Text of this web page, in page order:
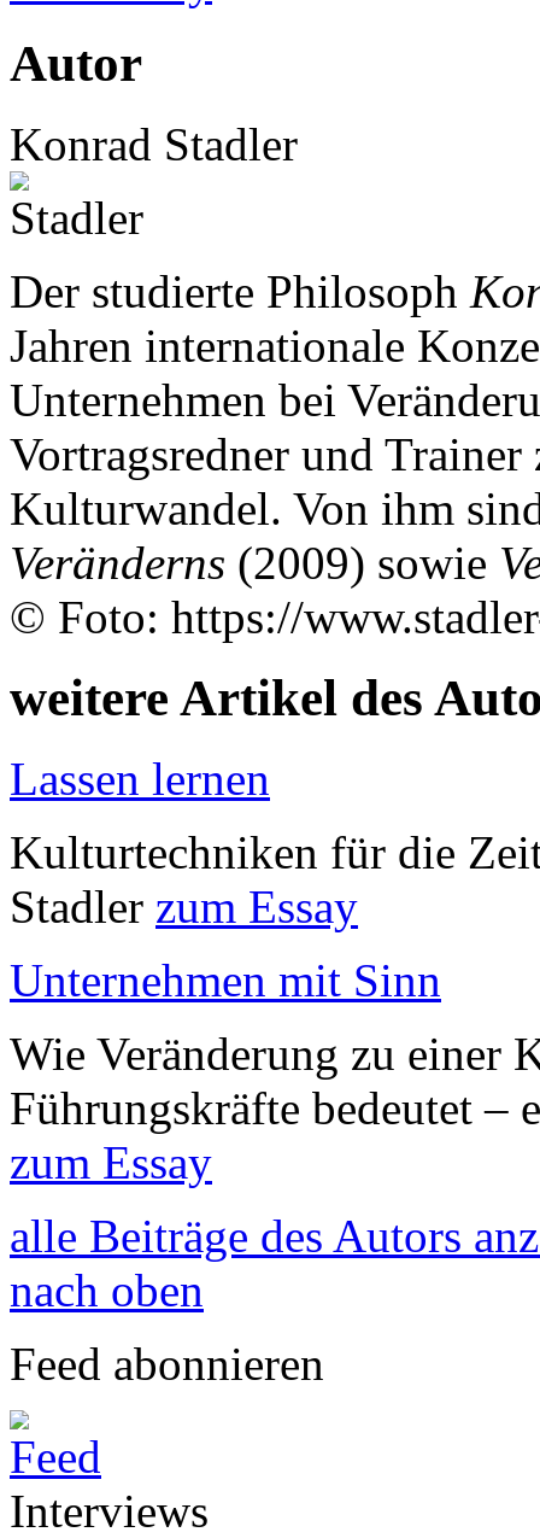
Autor
Konrad Stadler
Der studierte Philosoph
Jahren internationale
Unternehmen bei
Vortragsredner und
Kulturwandel. Von ihm
Veränderns (2009) sowie
© Foto: https://
weitere Artikel des
Lassen lernen
Kulturtechniken für die
Stadler zum Essay
Unternehmen mit Sinn
Wie Veränderung zu einer
Führungskräfte bedeutet –
zum Essay
alle Beiträge des Autors
nach oben
Feed abonnieren
Interviews